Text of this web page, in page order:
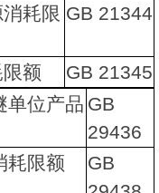
耗限 GB 21344
额
GB 21345
单位产品 GB
29436
耗限额
GB